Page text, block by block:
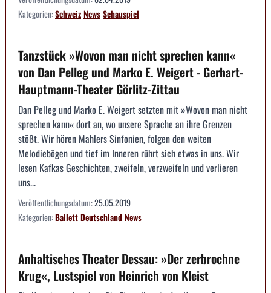
Kategorien:SchweizNewsSchauspiel
Tanzstück »Wovon man nicht sprechen kann«
von Dan Pelleg und Marko E. Weigert - Gerhart-
Hauptmann-Theater Görlitz-Zittau
Dan Pelleg und Marko E. Weigert setzten mit »Wovon man nicht
sprechen kann« dort an, wo unsere Sprache an ihre Grenzen
stößt. Wir hören Mahlers Sinfonien, folgen den weiten
Melodiebögen und tief im Inneren rührt sich etwas in uns. Wir
lesen Kafkas Geschichten, zweifeln, verzweifeln und verlieren
uns...
Veröffentlichungsdatum:25.05.2019
Kategorien:BallettDeutschlandNews
Anhaltisches Theater Dessau: »Der zerbrochne
Krug«, Lustspiel von Heinrich von Kleist